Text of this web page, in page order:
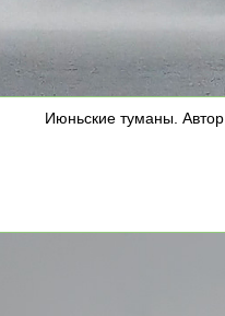
Июньские туманы.